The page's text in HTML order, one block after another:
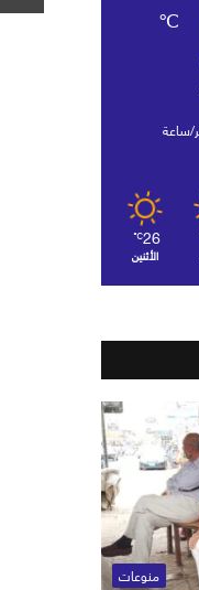
℃
26
℃
الأثنين
منوعات